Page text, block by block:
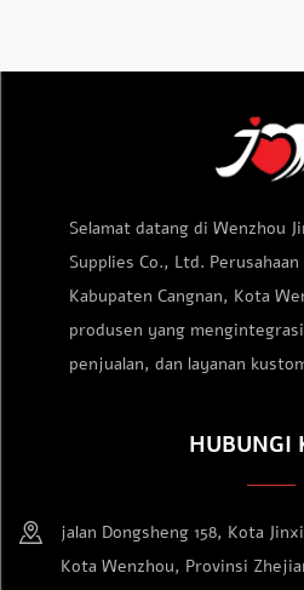
Selamat datang di Wenzhou
Supplies Co., Ltd.
Kabupaten Cangnan, Kota
produsen yang
penjualan, dan layanan
HUBUNGI
jalan Dongsheng 158, Kota
Kota Wenzhou, Provinsi